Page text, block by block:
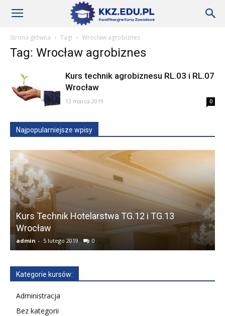
Szkoły
KKZ
Aktualności
Strona główna Tagi Wrocław agrobiznes
Tag: Wrocław agrobiznes
Kurs technik agrobiznesu RL.03 i RL.07
Wrocław
13 marca 2019 0
Najpopularniejsze wpisy
Kurs Technik Hotelarstwa TG.12 i TG.13
Wrocław
admin - 5 lutego 2019 0
Kategorie kursów:
Administracja
Bez kategorii